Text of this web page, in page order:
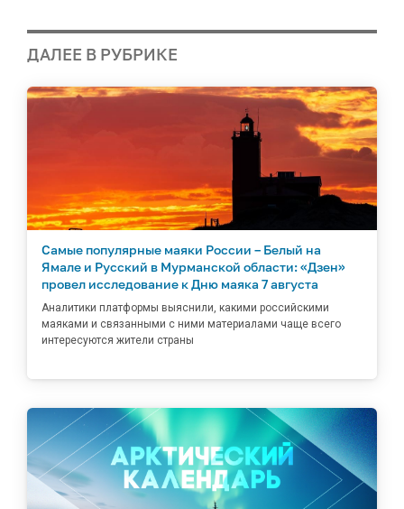
ДАЛЕЕ В РУБРИКЕ
Самые популярные маяки России – Белый на
Ямале и Русский в Мурманской области: «Дзен»
провел исследование к Дню маяка 7 августа
Аналитики платформы выяснили, какими российскими
маяками и связанными с ними материалами чаще всего
интересуются жители страны